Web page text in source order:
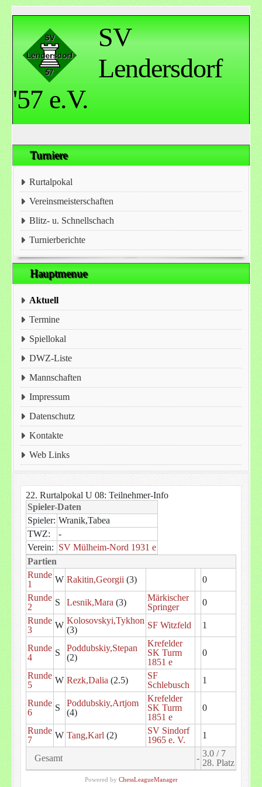
SV
Lendersdorf
'57 e.V.
Turniere
Rurtalpokal
Vereinsmeisterschaften
Blitz- u. Schnellschach
Turnierberichte
Hauptmenue
Aktuell
Termine
Spiellokal
DWZ-Liste
Mannschaften
Impressum
Datenschutz
Kontakte
Web Links
22. Rurtalpokal U 08: Teilnehmer-Info
Spieler-Daten
Spieler: Wranik,Tabea
TWZ:
-
Verein: SV Mülheim-Nord 1931 e
Partien
Runde
1
W Rakitin,Georgii (3)
0
Runde
2
S Lesnik,Mara (3)
Märkischer
Springer
0
Runde
3
W Kolosovskyi,Tykhon
(3)
SF Witzfeld 1
Runde
4
S
Poddubskiy,Stepan
(2)
Krefelder
SK Turm
1851 e
0
Runde
5
W Rezk,Dalia (2.5)
SF
Schlebusch
1
Runde
6
S
Poddubskiy,Artjom
(4)
Krefelder
SK Turm
1851 e
0
Runde
7
W Tang,Karl (2)
SV Sindorf
1965 e. V.
1
Gesamt - 3.0 / 7
28. Platz
Powered by ChessLeagueManager